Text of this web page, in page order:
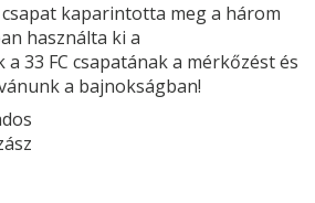
csapat kaparintotta meg a három
használta ki a
33 FC csapatának a mérkőzést és
a bajnokságban!